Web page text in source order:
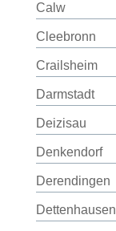
Calw
Cleebronn
Crailsheim
Darmstadt
Deizisau
Denkendorf
Derendingen
Dettenhausen